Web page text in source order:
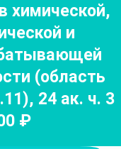
химической,
и
(область
, 24ак. ч. 3
₽